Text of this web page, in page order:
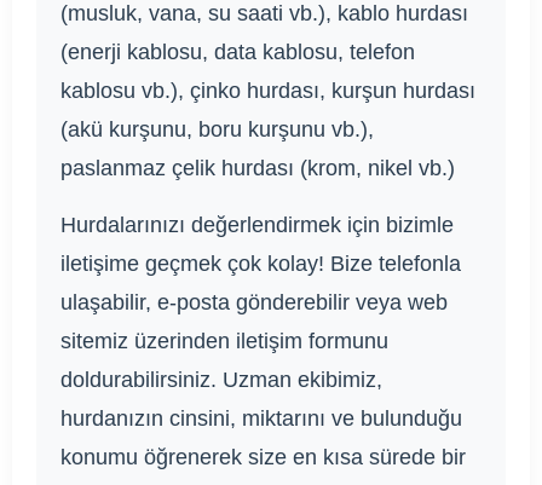
(musluk, vana, su saati vb.), kablo hurdası
(enerji kablosu, data kablosu, telefon
kablosu vb.), çinko hurdası, kurşun hurdası
(akü kurşunu, boru kurşunu vb.),
paslanmaz çelik hurdası (krom, nikel vb.)
Hurdalarınızı değerlendirmek için bizimle
iletişime geçmek çok kolay! Bize telefonla
ulaşabilir, e-posta gönderebilir veya web
sitemiz üzerinden iletişim formunu
doldurabilirsiniz. Uzman ekibimiz,
hurdanızın cinsini, miktarını ve bulunduğu
konumu öğrenerek size en kısa sürede bir